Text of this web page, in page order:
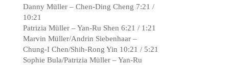
Danny Müller – Chen-Ding Cheng 7:21 /
10:21
Patrizia Müller – Yan-Ru Shen 6:21 / 1:21
Marvin Müller/Andrin Siebenhaar –
Chung-I Chen/Shih-Rong Yin 10:21 / 5:21
Sophie Bula/Patrizia Müller – Yan-Ru